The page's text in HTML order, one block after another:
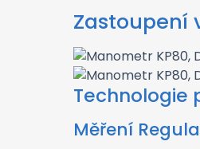
Zastoupení
Technologie
Měření